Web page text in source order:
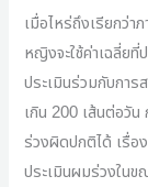
เมื่อไหร่ถึงเรียกว่
หญิงจะใช้ค่าเฉลี่ย
ประเมินร่วมกับการ
เกิน 200 เส้นต่อวั
ร่วงผิดปกติได้ เรื่
ประเมินผมร่วงในข